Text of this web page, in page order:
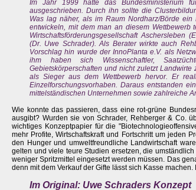
Im Jahr 1999 hatte das Bundesministerium
ausgeschrieben. Durch ihn sollte die
Was lag näher, als im Raum Nordharz/Börde
entwickeln, mit dem man an diesem
Wirtschaftsförderungsgesellschaft Aschersleben
(Dr. Uwe Schrader). Als Berater wirkte auch
Vorschlag hin wurde der InnoPlanta e.V. als
ihm haben sich Wissenschaftler,
Gebietskörperschaften und nicht zuletzt
als Sieger aus dem Wettbewerb hervor. Er
Einzelforschungsvorhaben. Daraus entstanden
mittelständischen Unternehmen sowie zahlreiche
Wie konnte das passieren, dass eine rot-grüne
ausgibt? Wurden sie von Schrader, Rehberger & Co.
wichtiges Konzeptpapier für die
mehr Profite, Wirtschaftskraft und Fortschritt um jeden
den Hunger und umweltfreundliche Landwirtschaft
gelten und viele teure Studien ersetzen, die
weniger Spritzmittel eingesetzt werden müssen. Das
denn mit dem Verkauf der Gifte lässt sich Kasse
Im Original: Uwe Schraders Konzept